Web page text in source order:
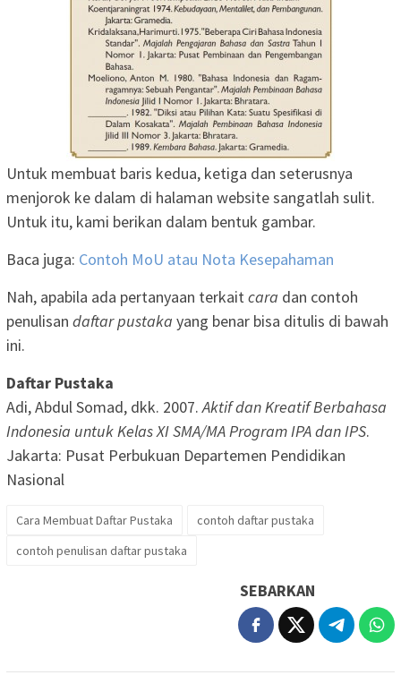
Untuk membuat baris kedua, ketiga dan seterusnya
menjorok ke dalam di halaman website sangatlah sulit.
Untuk itu, kami berikan dalam bentuk gambar.
Baca juga: Contoh MoU atau Nota Kesepahaman
Nah, apabila ada pertanyaan terkaitcara dan contoh
penulisan daftar pustaka yang benar bisa ditulis di bawah
ini.
Daftar Pustaka
Adi, Abdul Somad, dkk. 2007.Aktif dan Kreatif Berbahasa
Indonesia untuk Kelas XI SMA/MA Program IPA dan IPS.
Jakarta: Pusat Perbukuan Departemen Pendidikan
Nasional
Cara Membuat Daftar Pustaka
contoh daftar pustaka
contoh penulisan daftar pustaka
SEBARKAN